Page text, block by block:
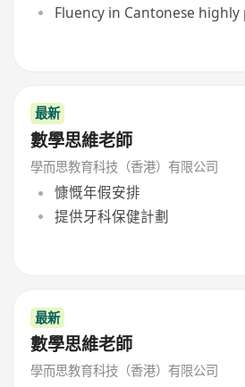
Fluency in Cantonese
最新
數學思維老師
學而思教育科技（香港）有限公司
慷慨年假安排
提供牙科保健計劃
最新
數學思維老師
學而思教育科技（香港）有限公司